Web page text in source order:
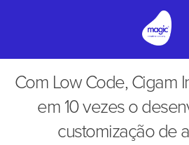
Com Low Code, Cigam
em 10 vezes o
customização de